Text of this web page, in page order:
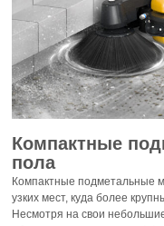
Компактные
пола
Компактные подметальные
узких мест, куда более
Несмотря на свои